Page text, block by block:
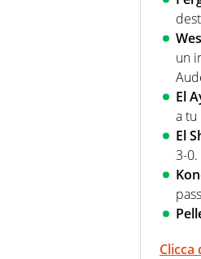
un
El
a tu
El
3-0.
Clicca